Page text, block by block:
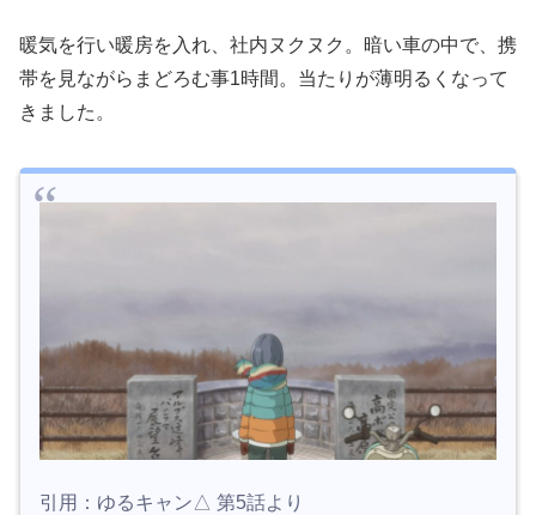
暖気を行い暖房を入れ、社内ヌクヌク。暗い車の中で、携
帯を見ながらまどろむ事1時間。当たりが薄明るくなって
きました。
引用：ゆるキャン△ 第5話より